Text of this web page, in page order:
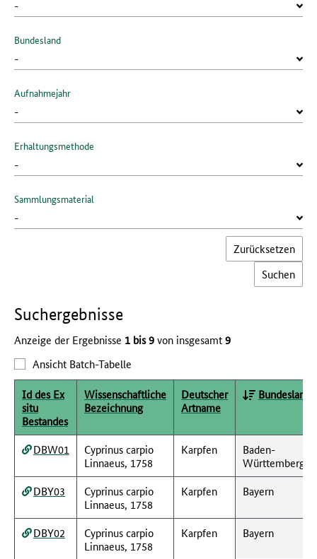
Bundesland
Aufnahmejahr
Erhaltungs­methode
Sammlungs­material
Zurücksetzen
Such­ergebnisse
Anzeige der Ergebnisse 1 bis 9von insgesamt9
Ansicht Batch-Tabelle
Id des Ex
situ
Bestandes
Wissenschaftliche
Bezeichnung
Deutscher
Artname
Bundesland
DBW01
Cyprinus carpio
Linnaeus, 1758
Karpfen
Baden-
Württemberg
DBY03
Cyprinus carpio
Linnaeus, 1758
Karpfen Bayern
DBY02
Cyprinus carpio
Linnaeus, 1758
Karpfen Bayern